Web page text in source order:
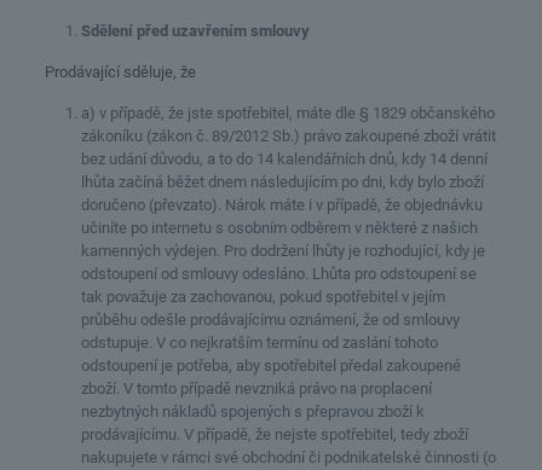
Sdělení před uzavřením smlouvy
Prodávající sděluje, že
a) v případě, že jste spotřebitel, máte dle § 1829 občanského
zákoníku (zákon č. 89/2012 Sb.) právo zakoupené zboží vrátit
bez udání důvodu, a to do 14 kalendářních dnů, kdy 14 denní
lhůta začíná běžet dnem následujícím po dni, kdy bylo zboží
doručeno (převzato). Nárok máte i v případě, že objednávku
učiníte po internetu s osobním odběrem v některé z našich
kamenných výdejen. Pro dodržení lhůty je rozhodující, kdy je
odstoupení od smlouvy odesláno. Lhůta pro odstoupení se
tak považuje za zachovanou, pokud spotřebitel v jejím
průběhu odešle prodávajícímu oznámení, že od smlouvy
odstupuje. V co nejkratším termínu od zaslání tohoto
odstoupení je potřeba, aby spotřebitel předal zakoupené
zboží. V tomto případě nevzniká právo na proplacení
nezbytných nákladů spojených s přepravou zboží k
prodávajícímu. V případě, že nejste spotřebitel, tedy zboží
nakupujete v rámci své obchodní či podnikatelské činnosti (o